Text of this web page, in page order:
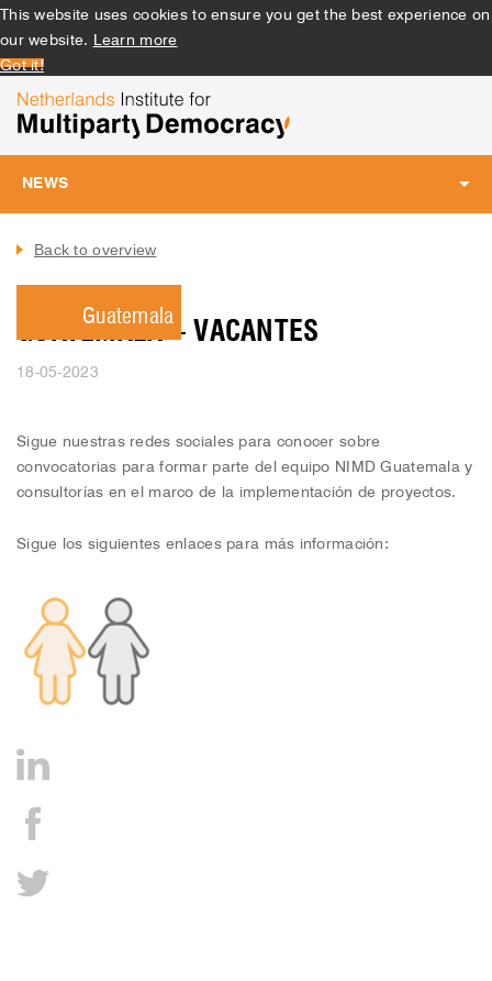
This website uses cookies to ensure you get the best experience on
our website. Learn more
Got it!
NEWS
navigation
Back to overview
Guatemala
GUATEMALA – VACANTES
18-05-2023
Sigue nuestras redes sociales para conocer sobre
convocatorias para formar parte del equipo NIMD Guatemala y
consultorías en el marco de la implementación de proyectos.
Sigue los siguientes enlaces para más información: